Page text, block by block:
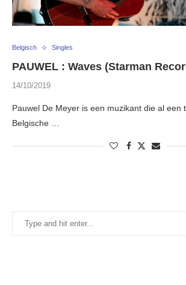
Belgisch Singles
PAUWEL : Waves (Starman
14/10/2019
Pauwel De Meyer is een muzikant die al een
Belgische …